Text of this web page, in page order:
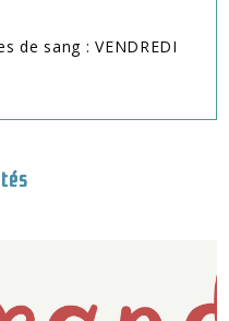
de sang : VENDREDI